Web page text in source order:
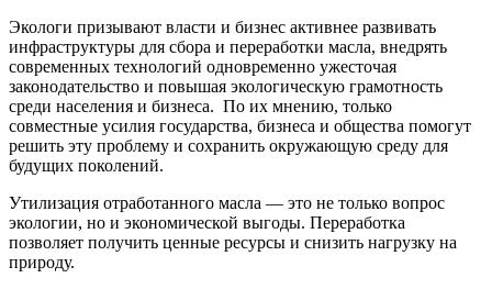
Экологи призывают власти и бизнес активнее развивать
инфраструктуры для сбора и переработки масла, внедрять
современных технологий одновременно ужесточая
законодательство и повышая экологическую грамотность
среди населения и бизнеса. По их мнению, только
совместные усилия государства, бизнеса и общества помогут
решить эту проблему и сохранить окружающую среду для
будущих поколений.
Утилизация отработанного масла — это не только вопрос
экологии, но и экономической выгоды. Переработка
позволяет получить ценные ресурсы и снизить нагрузку на
природу.